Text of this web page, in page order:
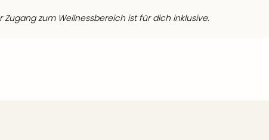
Zugang zum Wellnessbereich ist für dich inklusive.